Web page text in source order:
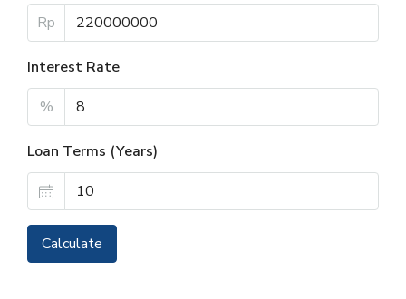
Rp
Interest Rate
%
Loan Terms (Years)
Calculate